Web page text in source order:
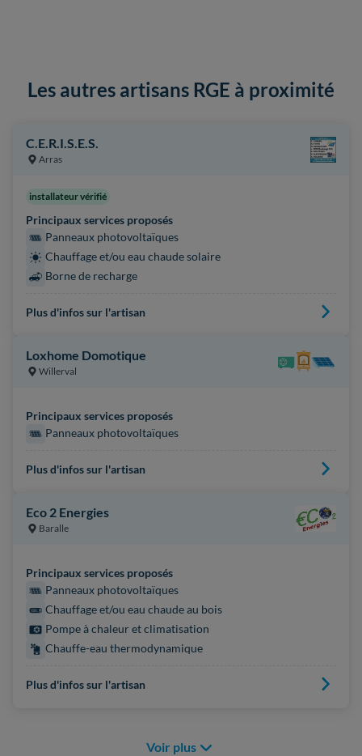
Les autres artisans RGE à proximité
C.E.R.I.S.E.S.
Arras
installateur vérifié
Principaux services proposés
Panneaux photovoltaïques
Chauffage et/ou eau chaude solaire
Borne de recharge
Plus d'infos sur l'artisan
Loxhome Domotique
Willerval
Principaux services proposés
Panneaux photovoltaïques
Plus d'infos sur l'artisan
Eco 2 Energies
Baralle
Principaux services proposés
Panneaux photovoltaïques
Chauffage et/ou eau chaude au bois
Pompe à chaleur et climatisation
Chauffe-eau thermodynamique
Plus d'infos sur l'artisan
Voir plus